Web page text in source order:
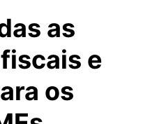
as
e
os